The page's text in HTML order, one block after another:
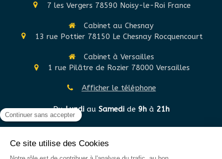
7 les Vergers 78590 Noisy-le-Roi France
Cabinet au Chesnay
13 rue Pottier 78150 Le Chesnay Rocquencourt
Cabinet à Versailles
1 rue Pilâtre de Rozier 78000 Versailles
Afficher le téléphone
DuLundiau Samedide 9hà 21h